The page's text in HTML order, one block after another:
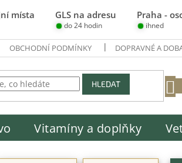
místa GLS na adresu Praha -
do 24 hodin ihned
OBCHODNÍ PODMÍNKY DOPRAVNÉ A
HLEDAT
Vitamíny a doplňky